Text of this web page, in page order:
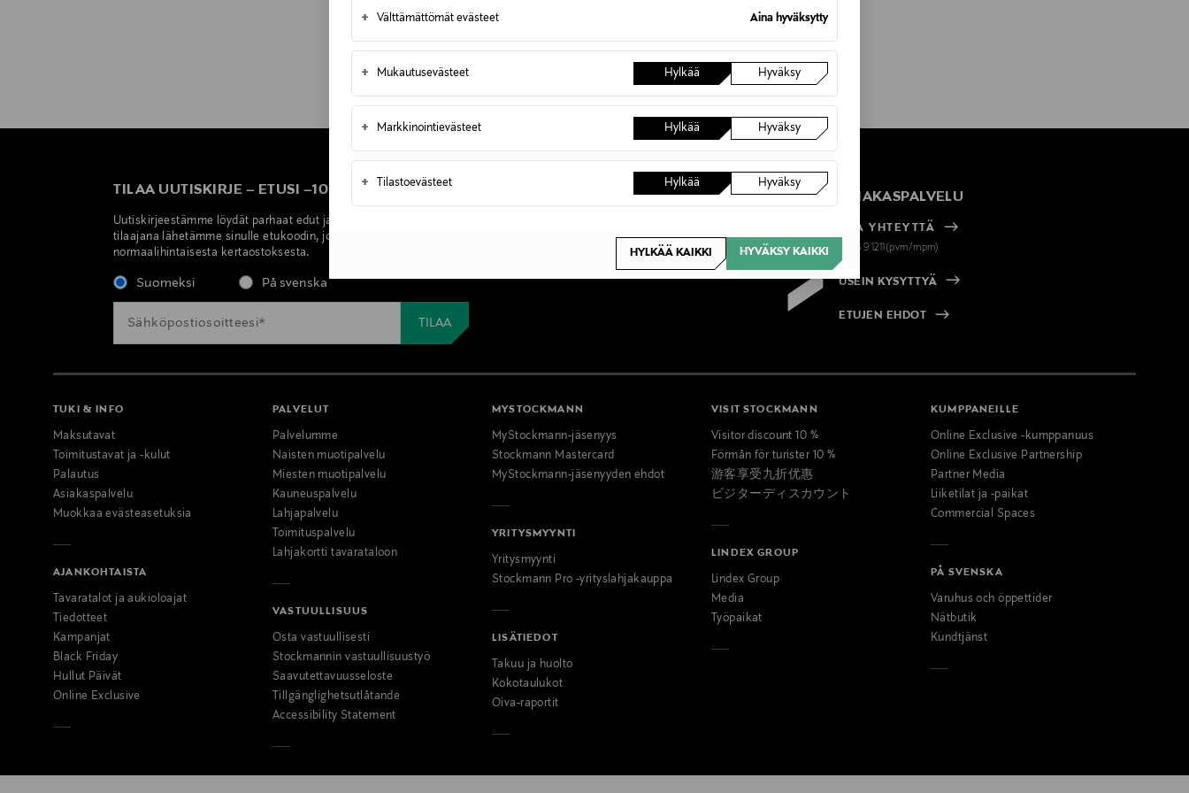
+ Välttämättömät evästeet Aina hyväksytty
+ Mukautusevästeet Hylkää Hyväksy
+ Markkinointievästeet Hylkää Hyväksy
+ Tilastoevästeet Hylkää Hyväksy
HYLKÄÄ KAIKKI HYVÄKSY KAIKKI
TILAA UUTISKIRJE – ETUSI –10 %
Uutiskirjeestämme löydät parhaat edut ja ajankohtaiset uutuudet. Uutena
tilaajana lähetämme sinulle etukoodin, jolla saat 10 %:n alennuksen
normaalihintaisesta kertaostoksesta.
Suomeksi På svenska
ASIAKASPALVELU
OTA YHTEYTTÄ
+358 9 1211(pvm/mpm)
USEIN KYSYTTYÄ
ETUJEN EHDOT
TUKI & INFO
Maksutavat
Toimitustavat ja -kulut
Palautus
Asiakaspalvelu
Muokkaa evästeasetuksia
AJANKOHTAISTA
Tavaratalot ja aukioloajat
Tiedotteet
Kampanjat
Black Friday
Hullut Päivät
Online Exclusive
PALVELUT
Palvelumme
Naisten muotipalvelu
Miesten muotipalvelu
Kauneuspalvelu
Lahjapalvelu
Toimituspalvelu
Lahjakortti tavarataloon
VASTUULLISUUS
Osta vastuullisesti
Stockmannin vastuullisuustyö
Saavutettavuusseloste
Tillgänglighetsutlåtande
Accessibility Statement
MYSTOCKMANN
MyStockmann-jäsenyys
Stockmann Mastercard
MyStockmann-jäsenyyden ehdot
YRITYSMYYNTI
Yritysmyynti
Stockmann Pro -yrityslahjakauppa
LISÄTIEDOT
Takuu ja huolto
Kokotaulukot
Oiva-raportit
VISIT STOCKMANN
Visitor discount 10 %
Förmån för turister 10 %
游客享受九折优惠
ビジターディスカウント
LINDEX GROUP
Lindex Group
Media
Työpaikat
KUMPPANEILLE
Online Exclusive -kumppanuus
Online Exclusive Partnership
Partner Media
Liiketilat ja -paikat
Commercial Spaces
PÅ SVENSKA
Varuhus och öppettider
Nätbutik
Kundtjänst